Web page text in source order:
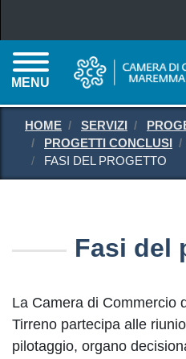
MENU
HOME SERVIZI
PROGETTI CONCLUSI
FASI DEL PROGETTO
Fasi del
La Camera di Commercio
Tirreno partecipa alle
pilotaggio, organo